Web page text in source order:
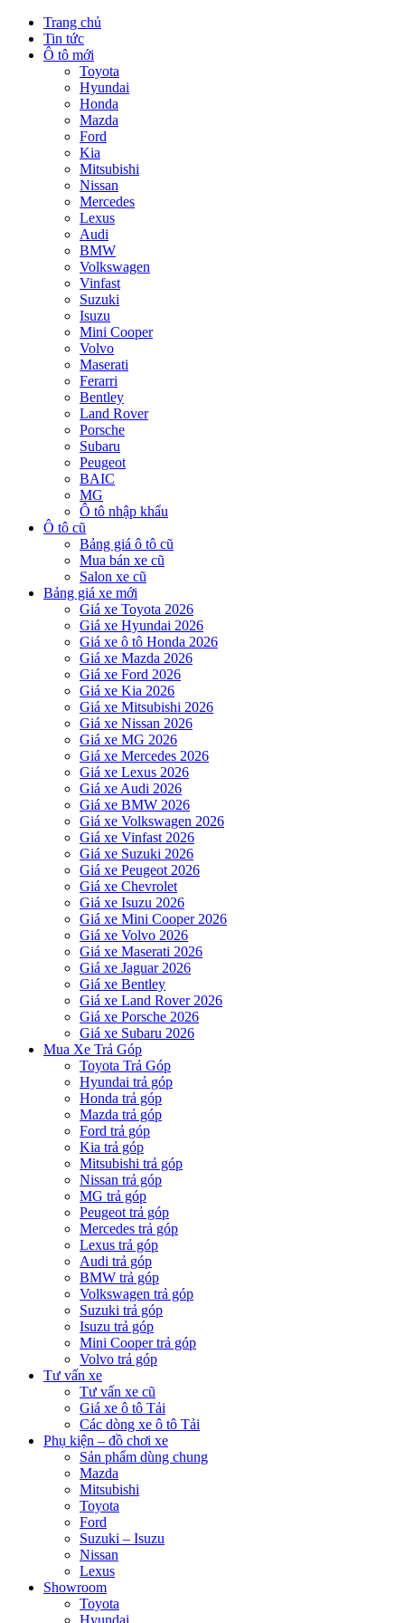
Trang chủ
Tin tức
Ô tô mới
Toyota
Hyundai
Honda
Mazda
Ford
Kia
Mitsubishi
Nissan
Mercedes
Lexus
Audi
BMW
Volkswagen
Vinfast
Suzuki
Isuzu
Mini Cooper
Volvo
Maserati
Ferarri
Bentley
Land Rover
Porsche
Subaru
Peugeot
BAIC
MG
Ô tô nhập khẩu
Ô tô cũ
Bảng giá ô tô cũ
Mua bán xe cũ
Salon xe cũ
Bảng giá xe mới
Giá xe Toyota 2026
Giá xe Hyundai 2026
Giá xe ô tô Honda 2026
Giá xe Mazda 2026
Giá xe Ford 2026
Giá xe Kia 2026
Giá xe Mitsubishi 2026
Giá xe Nissan 2026
Giá xe MG 2026
Giá xe Mercedes 2026
Giá xe Lexus 2026
Giá xe Audi 2026
Giá xe BMW 2026
Giá xe Volkswagen 2026
Giá xe Vinfast 2026
Giá xe Suzuki 2026
Giá xe Peugeot 2026
Giá xe Chevrolet
Giá xe Isuzu 2026
Giá xe Mini Cooper 2026
Giá xe Volvo 2026
Giá xe Maserati 2026
Giá xe Jaguar 2026
Giá xe Bentley
Giá xe Land Rover 2026
Giá xe Porsche 2026
Giá xe Subaru 2026
Mua Xe Trả Góp
Toyota Trả Góp
Hyundai trả góp
Honda trả góp
Mazda trả góp
Ford trả góp
Kia trả góp
Mitsubishi trả góp
Nissan trả góp
MG trả góp
Peugeot trả góp
Mercedes trả góp
Lexus trả góp
Audi trả góp
BMW trả góp
Volkswagen trả góp
Suzuki trả góp
Isuzu trả góp
Mini Cooper trả góp
Volvo trả góp
Tư vấn xe
Tư vấn xe cũ
Giá xe ô tô Tải
Các dòng xe ô tô Tải
Phụ kiện – đồ chơi xe
Sản phẩm dùng chung
Mazda
Mitsubishi
Toyota
Ford
Suzuki – Isuzu
Nissan
Lexus
Showroom
Toyota
Hyundai